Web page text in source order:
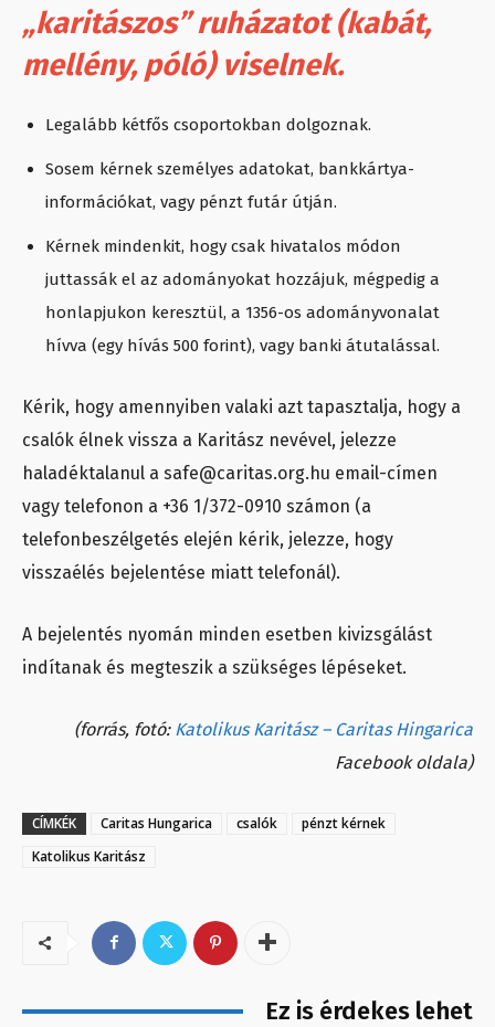
„karitászos” ruházatot (kabát,
mellény, póló) viselnek.
Legalább kétfős csoportokban dolgoznak.
Sosem kérnek személyes adatokat, bankkártya-
információkat, vagy pénzt futár útján.
Kérnek mindenkit, hogy csak hivatalos módon
juttassák el az adományokat hozzájuk, mégpedig a
honlapjukon keresztül, a 1356-os adományvonalat
hívva (egy hívás 500 forint), vagy banki átutalással.
Kérik, hogy amennyiben valaki azt tapasztalja, hogy a
csalók élnek vissza a Karitász nevével, jelezze
haladéktalanul a safe@caritas.org.hu email-címen
vagy telefonon a +36 1/372-0910 számon (a
telefonbeszélgetés elején kérik, jelezze, hogy
visszaélés bejelentése miatt telefonál).
A bejelentés nyomán minden esetben kivizsgálást
indítanak és megteszik a szükséges lépéseket.
(forrás, fotó: Katolikus Karitász – Caritas Hingarica
Facebook oldala)
CÍMKÉK Caritas Hungarica csalók
pénzt kérnek
Katolikus Karitász
Ez is érdekes lehet